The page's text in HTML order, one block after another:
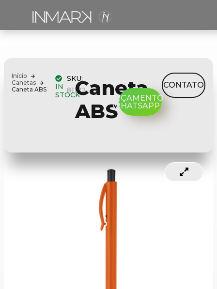
Início
Canetas
Caneta ABS
IN
STOCK
SKU:
81122
Caneta
ABS
ORÇAMENTO
WHATSAPP
CONTATO